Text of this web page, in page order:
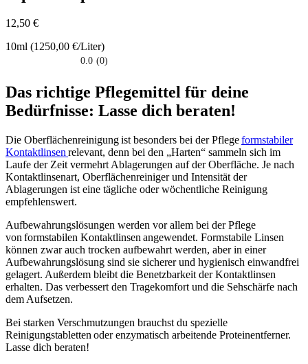
12,50 €
10ml (1250,00 €/Liter)
0.0 (0)
5
stelle.
Das richtige Pflegemittel für deine
Bedürfnisse: Lasse dich beraten!
Die Oberflächenreinigung ist besonders bei der Pflegeformstabiler
Kontaktlinsen relevant, denn bei den „Harten“ sammeln sich im
Laufe der Zeit vermehrt Ablagerungen auf der Oberfläche. Je nach
Kontaktlinsenart, Oberflächenreiniger und Intensität der
Ablagerungen ist eine tägliche oder wöchentliche Reinigung
empfehlenswert.
Aufbewahrungslösungen werden vor allem bei der Pflege
von formstabilen Kontaktlinsen angewendet. Formstabile Linsen
können zwar auch trocken aufbewahrt werden, aber in einer
Aufbewahrungslösung sind sie sicherer und hygienisch einwandfrei
gelagert. Außerdem bleibt die Benetzbarkeit der Kontaktlinsen
erhalten. Das verbessert den Tragekomfort und die Sehschärfe nach
dem Aufsetzen.
Bei starken Verschmutzungen brauchst du spezielle
Reinigungstabletten oder enzymatisch arbeitende Proteinentferner.
Lasse dich beraten!